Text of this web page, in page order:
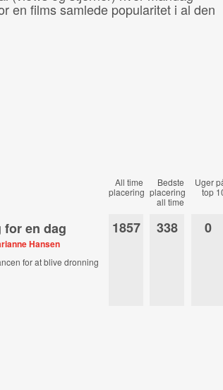
en films samlede popularitet i al den
All time
placering
Bedste
placering
all time
Uger
top
for en dag
Hansen
for at blive dronning
1857 338 0